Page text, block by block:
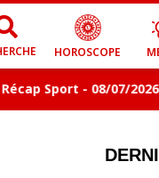
HOROSCOPE
Sport - 08/07/2026